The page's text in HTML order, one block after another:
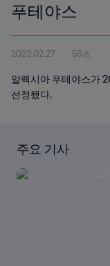
푸테야스
2023.02.27 56초
알렉시아 푸테야스가
선정됐다.
주요 기사